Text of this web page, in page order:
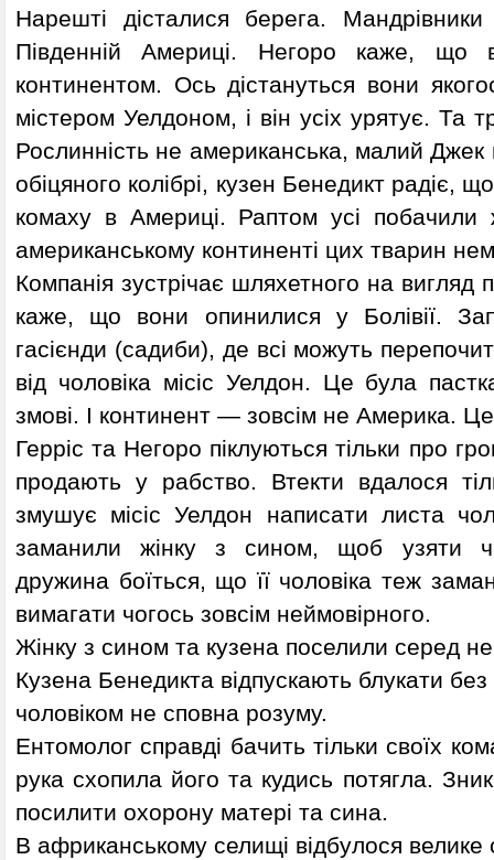
Нарешті дісталися берега.
Південній Америці. Негоро каже, що
континентом. Ось дістануться вони
містером Уелдоном, і він усіх урятує. Та
Рослинність не американська, малий Джек
обіцяного колібрі, кузен Бенедикт радіє,
комаху в Америці. Раптом усі
американському континенті цих тварин
Компанія зустрічає шляхетного на вигляд
каже, що вони опинилися у Болівії.
гасієнди (садиби), де всі можуть
від чоловіка місіс Уелдон. Це була
змові. І континент — зовсім не Америка.
Герріс та Негоро піклуються тільки про
продають у рабство. Втекти вдалося
змушує місіс Уелдон написати листа
заманили жінку з сином, щоб узяти
дружина боїться, що її чоловіка теж
вимагати чогось зовсім неймовірного.
Жінку з сином та кузена поселили серед
Кузена Бенедикта відпускають блукати
чоловіком не сповна розуму.
Ентомолог справді бачить тільки своїх
рука схопила його та кудись потягла.
посилити охорону матері та сина.
В африканському селищі відбулося велике